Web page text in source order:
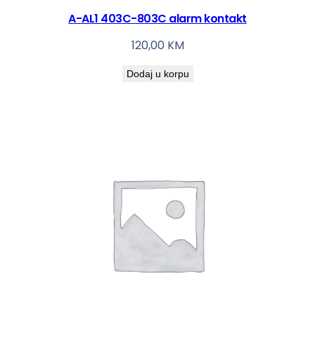
A-AL1 403C-803C alarm kontakt
120,00 KM
Dodaj u korpu